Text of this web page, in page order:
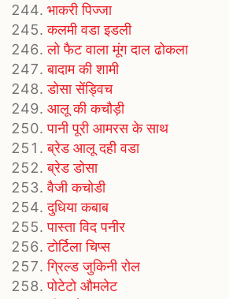
भाकरी पिज्जा
कलमी वडा इडली
लो फैट वाला मूंग दाल ढोकला
बादाम की शामी
डोसा सेंड्विच
आलू की कचौड़ी
पानी पूरी आमरस के साथ
ब्रेड आलू दही वडा
ब्रेड डोसा
वैजी कचोडी
दुधिया कबाब
पास्ता विद पनीर
टोर्टिला चिप्स
ग्रिल्ड जुकिनी रोल
पोटेटो औमलेट